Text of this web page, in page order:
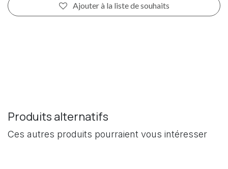
Ajouter à la liste de souhaits
Produits alternatifs
Ces autres produits pourraient vous intéresser